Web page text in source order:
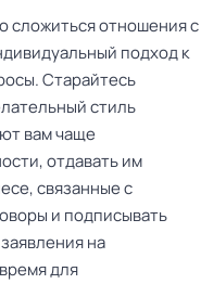
сложиться отношения с
подход к
Старайтесь
стиль
вам чаще
отдавать им
связанные с
и подписывать
на
для